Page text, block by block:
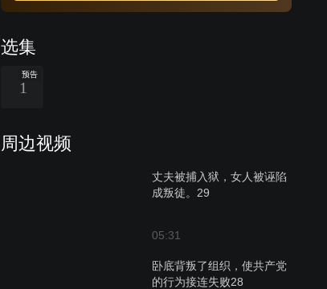
亲。与此同时，国民党方面积极追查重要情报“火种”的下
选集
预告
1
周边视频
丈夫被捕入狱，女人被诬陷
成叛徒。29
05:31
卧底背叛了组织，使共产党
的行为接连失败28